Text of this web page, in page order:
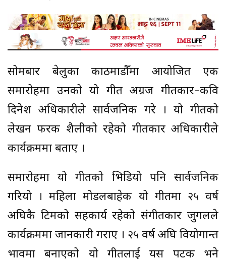
सोमबार बेलुका काठमाडौँमा आयोजित एक
समारोहमा उनको यो गीत अग्रज गीतकार–कवि
दिनेश अधिकारीले सार्वजनिक गरे । यो गीतको
लेखन फरक शैलीको रहेको गीतकार अधिकारीले
कार्यक्रममा बताए ।
समारोहमा यो गीतको भिडियो पनि सार्वजनिक
गरियो । महिला मोडलबाहेक यो गीतमा २५ वर्ष
अघिकै टिमको सहकार्य रहेको संगीतकार जुगलले
कार्यक्रममा जानकारी गराए । २५ वर्ष अघि वियोगान्त
भावमा बनाएको यो गीतलाई यस पटक भने